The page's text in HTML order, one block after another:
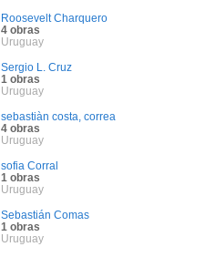
Roosevelt Charquero
4 obras
Uruguay
Sergio L. Cruz
1 obras
Uruguay
sebastiàn costa, correa
4 obras
Uruguay
sofia Corral
1 obras
Uruguay
Sebastián Comas
1 obras
Uruguay